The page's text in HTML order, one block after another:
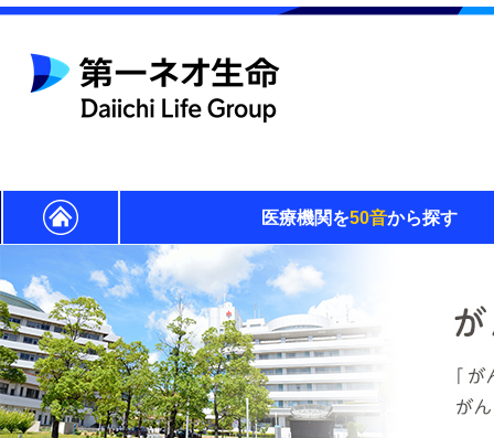
医療機関を50音から探す